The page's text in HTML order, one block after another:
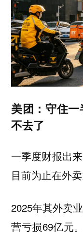
美团：守住
不去了
一季度财报出
目前为止在外
2025年其外卖
营亏损69亿元